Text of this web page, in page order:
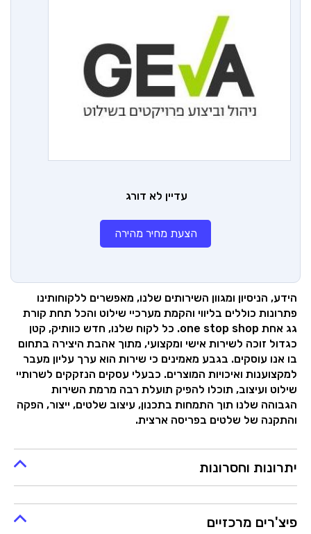
עדיין לא דורג
הצעת מחיר מהירה
הידע, הניסיון ומגוון השירותים שלנו, מאפשרים ללקוחותינו
פתרונות כוללים בליווי והקמת מערכיי שילוט והכל תחת קורת
גג אחת one stop shop. כל לקוח שלנו, חדש כוותיק, קטן
כגדול זוכה לשירות אישי ומקצועי, מתוך אהבת היצירה בתחום
בו אנו עוסקים. בגבע מאמינים כי שירות הוא ערך עליון מעבר
למקצוענות ואיכויות המוצרים. כבעלי עסקים הנזקקים לשרותיי
שילוט ועיצוב, תוכלו להפיק תועלת רבה מרמת השירות
הגבוהה שלנו תוך התמחות בתכנון, עיצוב שלטים, ייצור, הפקה
והתקנה של שלטים בפריסה ארצית.
יתרונות וחסרונות
פיצ'רים מרכזיים